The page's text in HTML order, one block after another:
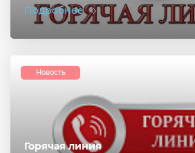
Подробнее
Горячая линия
Новость